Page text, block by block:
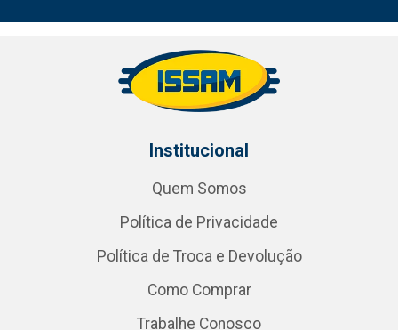
Institucional
Quem Somos
Política de Privacidade
Política de Troca e Devolução
Como Comprar
Trabalhe Conosco